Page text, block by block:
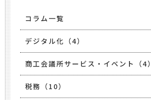
コラム一覧
デジタル化（4）
商工会議所サービス・イベント（4）
税務（10）